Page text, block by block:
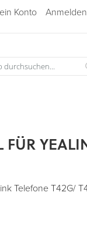
Konto Anmelden
FÜR
Telefone T42G/